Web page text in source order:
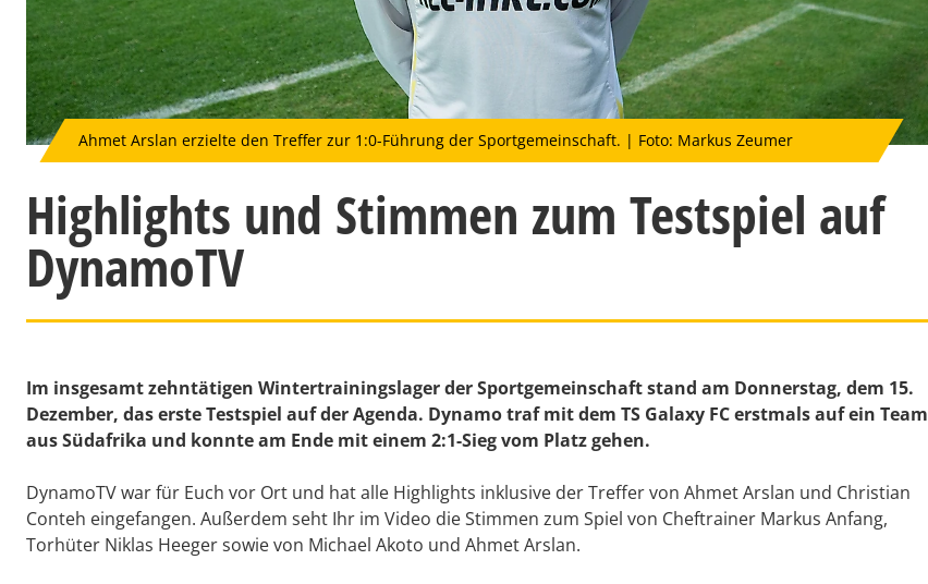
Ahmet Arslan erzielte den Treffer zur 1:0-Führung der Sportgemeinschaft. | Foto: Markus Zeumer
Highlights und Stimmen zum Testspiel auf
DynamoTV
Im insgesamt zehntätigen Wintertrainingslager der Sportgemeinschaft stand am Donnerstag, dem 15.
Dezember, das erste Testspiel auf der Agenda. Dynamo traf mit dem TS Galaxy FC erstmals auf ein Team
aus Südafrika und konnte am Ende mit einem 2:1-Sieg vom Platz gehen.
DynamoTV war für Euch vor Ort und hat alle Highlights inklusive der Treffer von Ahmet Arslan und Christian
Conteh eingefangen. Außerdem seht Ihr im Video die Stimmen zum Spiel von Cheftrainer Markus Anfang,
Torhüter Niklas Heeger sowie von Michael Akoto und Ahmet Arslan.